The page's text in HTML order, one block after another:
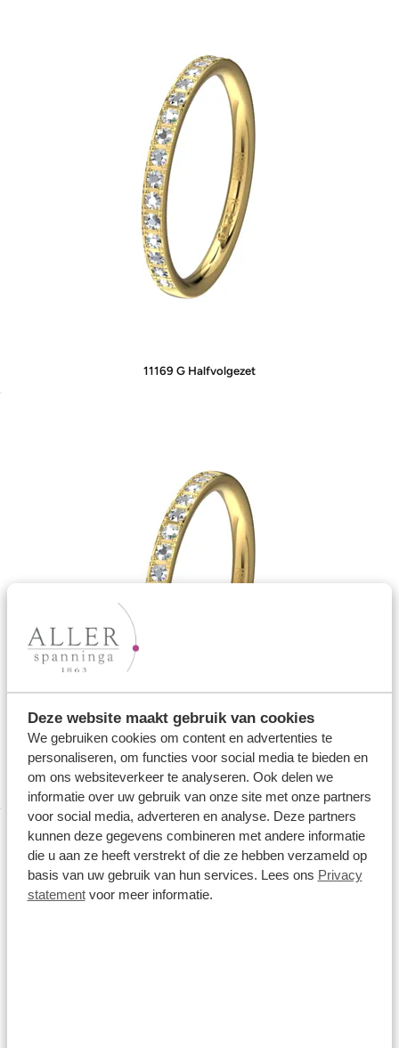
Deze website maakt gebruik van cookies
We gebruiken cookies om content en advertenties te
personaliseren, om functies voor social media te bieden en
om ons websiteverkeer te analyseren. Ook delen we
informatie over uw gebruik van onze site met onze partners
voor social media, adverteren en analyse. Deze partners
kunnen deze gegevens combineren met andere informatie
die u aan ze heeft verstrekt of die ze hebben verzameld op
basis van uw gebruik van hun services. Lees ons Privacy
statementvoor meer informatie.
11169 G Halfvolgezet
11168 G éénderde volgezet